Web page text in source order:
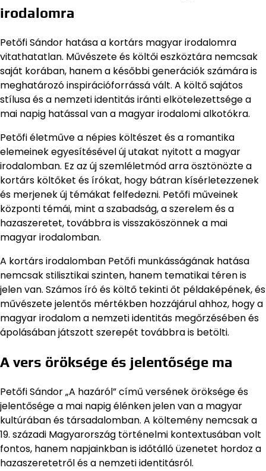
irodalomra
Petőfi Sándor hatása a kortárs magyar irodalomra
vitathatatlan. Művészete és költői eszköztára nemcsak
saját korában, hanem a későbbi generációk számára is
meghatározó inspirációforrássá vált. A költő sajátos
stílusa és a nemzeti identitás iránti elkötelezettsége a
mai napig hatással van a magyar irodalomi alkotókra.
Petőfi életműve a népies költészet és a romantika
elemeinek egyesítésével új utakat nyitott a magyar
irodalomban. Ez az új szemléletmód arra ösztönözte a
kortárs költőket és írókat, hogy bátran kísérletezzenek
és merjenek új témákat felfedezni. Petőfi műveinek
központi témái, mint a szabadság, a szerelem és a
hazaszeretet, továbbra is visszaköszönnek a mai
magyar irodalomban.
A kortárs irodalomban Petőfi munkásságának hatása
nemcsak stilisztikai szinten, hanem tematikai téren is
jelen van. Számos író és költő tekinti őt példaképének, és
művészete jelentős mértékben hozzájárul ahhoz, hogy a
magyar irodalom a nemzeti identitás megőrzésében és
ápolásában játszott szerepét továbbra is betölti.
A vers öröksége és jelentősége ma
Petőfi Sándor „A hazáról” című versének öröksége és
jelentősége a mai napig élénken jelen van a magyar
kultúrában és társadalomban. A költemény nemcsak a
19. századi Magyarország történelmi kontextusában volt
fontos, hanem napjainkban is időtálló üzenetet hordoz a
hazaszeretetről és a nemzeti identitásról.